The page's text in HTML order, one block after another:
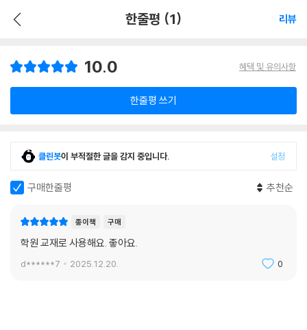
한줄평 (1) 리뷰
10.0 혜택 및 유의사항
한줄평 쓰기
클린봇이 부적절한 글을 감지 중입니다. 설정
구매한줄평 추천순
종이책 구매
학원 교재로 사용해요. 좋아요.
d******7 2025.12.20. 0